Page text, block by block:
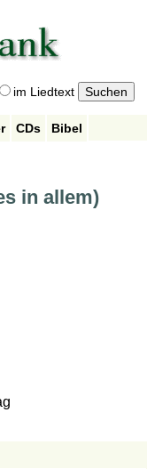
im Liedtext
CDs
Bibel
in allem)